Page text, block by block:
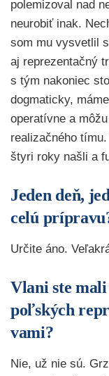
polemizoval nad
neurobiť inak.
som mu vysvetlil
aj reprezentačný
s tým nakoniec
dogmaticky,
operatívne a
realizačného
štyri roky našli a
Jeden deň,
celú
Určite áno.
Vlani ste
poľských
vami?
Nie, už nie sú.